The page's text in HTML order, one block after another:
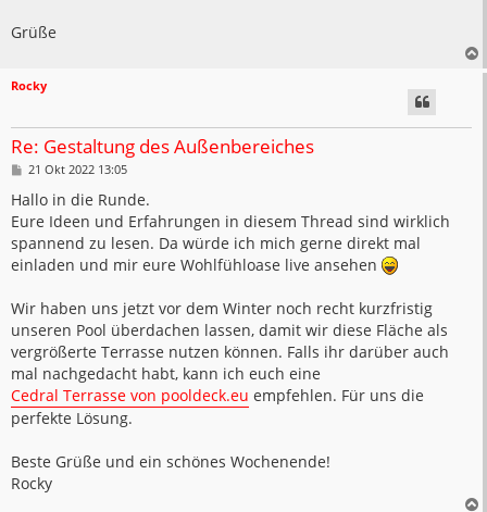
Grüße
Rocky
Re: Gestaltung des Außenbereiches
B
i
t
r
a
g
21 Okt 2022 13:05
Hallo in die Runde.
Eure Ideen und Erfahrungen in diesem Thread sind wirklich
spannend zu lesen. Da würde ich mich gerne direkt mal
einladen und mir eure Wohlfühloase live ansehen
Wir haben uns jetzt vor dem Winter noch recht kurzfristig
unseren Pool überdachen lassen, damit wir diese Fläche als
vergrößerte Terrasse nutzen können. Falls ihr darüber auch
mal nachgedacht habt, kann ich euch eine
Cedral Terrasse von pooldeck.eu empfehlen. Für uns die
perfekte Lösung.
Beste Grüße und ein schönes Wochenende!
Rocky